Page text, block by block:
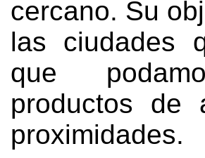
cercano. Su
las ciudades
que
productos de
proximidades.